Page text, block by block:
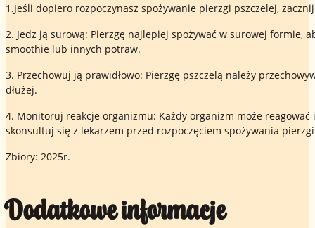
1.Jeśli dopiero rozpoczynasz spożywanie pierzgi pszczelej,
2. Jedz ją surową: Pierzgę najlepiej spożywać w surowej formie,
smoothie lub innych potraw.
3. Przechowuj ją prawidłowo: Pierzgę pszczelą należy
dłużej.
4. Monitoruj reakcje organizmu: Każdy organizm może
skonsultuj się z lekarzem przed rozpoczęciem spożywania
Zbiory: 2025r.
Dodatkowe informacje